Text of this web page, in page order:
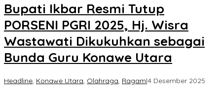
Bupati Ikbar Resmi Tutup
PORSENI PGRI 2025, Hj. Wisra
Wastawati Dikukuhkan sebagai
Bunda Guru Konawe Utara
Headline, Konawe Utara, Olahraga, Ragam|4 Desember 2025